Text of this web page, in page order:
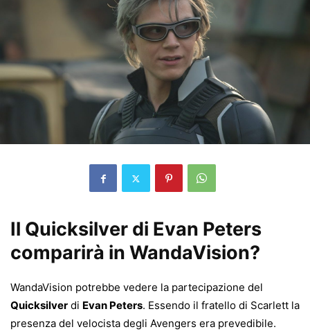
Il Quicksilver di Evan Peters
comparirà in WandaVision?
WandaVision potrebbe vedere la partecipazione del
Quicksilver di Evan Peters. Essendo il fratello di Scarlett la
presenza del velocista degli Avengers era prevedibile.